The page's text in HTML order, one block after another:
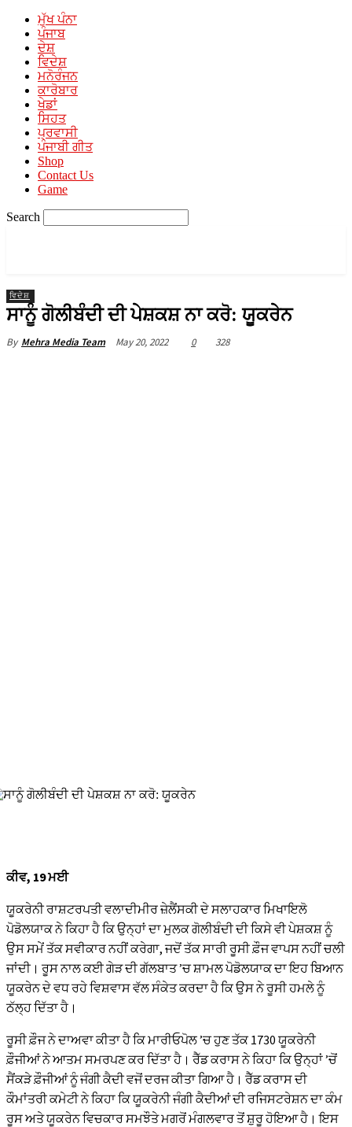
ਮੁੱਖ ਪੰਨਾ
ਪੰਜਾਬ
ਦੇਸ਼
ਵਿਦੇਸ਼
ਮਨੋਰੰਜਨ
ਕਾਰੋਬਾਰ
ਖੇਡਾਂ
ਸਿਹਤ
ਪ੍ਰਵਾਸੀ
ਪੰਜਾਬੀ ਗੀਤ
Shop
Contact Us
Game
Search
ਵਿਦੇਸ਼
ਸਾਨੂੰ ਗੋਲੀਬੰਦੀ ਦੀ ਪੇਸ਼ਕਸ਼ ਨਾ ਕਰੋ: ਯੂਕਰੇਨ
By Mehra Media Team May 20, 2022 0 328
ਕੀਵ, 19 ਮਈ
ਯੂਕਰੇਨੀ ਰਾਸ਼ਟਰਪਤੀ ਵਲਾਦੀਮੀਰ ਜ਼ੇਲੈਂਸਕੀ ਦੇ ਸਲਾਹਕਾਰ ਮਿਖਾਇਲੋ
ਪੋਡੋਲਯਾਕ ਨੇ ਕਿਹਾ ਹੈ ਕਿ ਉਨ੍ਹਾਂ ਦਾ ਮੁਲਕ ਗੋਲੀਬੰਦੀ ਦੀ ਕਿਸੇ ਵੀ ਪੇਸ਼ਕਸ਼ ਨੂੰ
ਉਸ ਸਮੇਂ ਤੱਕ ਸਵੀਕਾਰ ਨਹੀਂ ਕਰੇਗਾ, ਜਦੋਂ ਤੱਕ ਸਾਰੀ ਰੂਸੀ ਫ਼ੌਜ ਵਾਪਸ ਨਹੀਂ ਚਲੀ
ਜਾਂਦੀ। ਰੂਸ ਨਾਲ ਕਈ ਗੇੜ ਦੀ ਗੱਲਬਾਤ ’ਚ ਸ਼ਾਮਲ ਪੋਡੋਲਯਾਕ ਦਾ ਇਹ ਬਿਆਨ
ਯੂਕਰੇਨ ਦੇ ਵਧ ਰਹੇ ਵਿਸ਼ਵਾਸ ਵੱਲ ਸੰਕੇਤ ਕਰਦਾ ਹੈ ਕਿ ਉਸ ਨੇ ਰੂਸੀ ਹਮਲੇ ਨੂੰ
ਠੱਲ੍ਹ ਦਿੱਤਾ ਹੈ।
ਰੂਸੀ ਫ਼ੌਜ ਨੇ ਦਾਅਵਾ ਕੀਤਾ ਹੈ ਕਿ ਮਾਰੀਓਪੋਲ ’ਚ ਹੁਣ ਤੱਕ 1730 ਯੂਕਰੇਨੀ
ਫ਼ੌਜੀਆਂ ਨੇ ਆਤਮ ਸਮਰਪਣ ਕਰ ਦਿੱਤਾ ਹੈ। ਰੈੱਡ ਕਰਾਸ ਨੇ ਕਿਹਾ ਕਿ ਉਨ੍ਹਾਂ ’ਚੋਂ
ਸੈਂਕੜੇ ਫ਼ੌਜੀਆਂ ਨੂੰ ਜੰਗੀ ਕੈਦੀ ਵਜੋਂ ਦਰਜ ਕੀਤਾ ਗਿਆ ਹੈ। ਰੈੱਡ ਕਰਾਸ ਦੀ
ਕੌਮਾਂਤਰੀ ਕਮੇਟੀ ਨੇ ਕਿਹਾ ਕਿ ਯੂਕਰੇਨੀ ਜੰਗੀ ਕੈਦੀਆਂ ਦੀ ਰਜਿਸਟਰੇਸ਼ਨ ਦਾ ਕੰਮ
ਰੂਸ ਅਤੇ ਯੂਕਰੇਨ ਵਿਚਕਾਰ ਸਮਝੌਤੇ ਮਗਰੋਂ ਮੰਗਲਵਾਰ ਤੋਂ ਸ਼ੁਰੂ ਹੋਇਆ ਹੈ। ਇਸ